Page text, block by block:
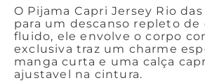
O Pijama Capri Jersey Rio
para um descanso repleto
fluido, ele envolve o corpo
exclusiva traz um charme
manga curta e uma calça
ajustavel na cintura.